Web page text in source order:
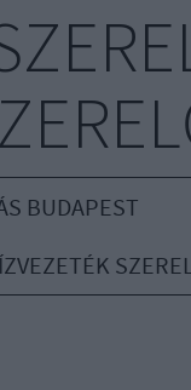
BUDAPEST